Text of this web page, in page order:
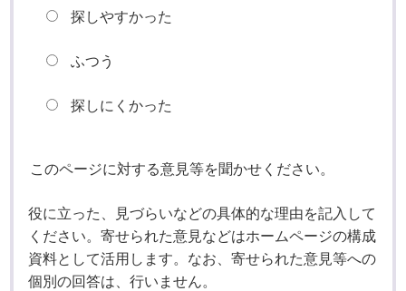
探しやすかった
ふつう
探しにくかった
このページに対する意見等を聞かせください。
役に立った、見づらいなどの具体的な理由を記入して
ください。寄せられた意見などはホームページの構成
資料として活用します。なお、寄せられた意見等への
個別の回答は、行いません。